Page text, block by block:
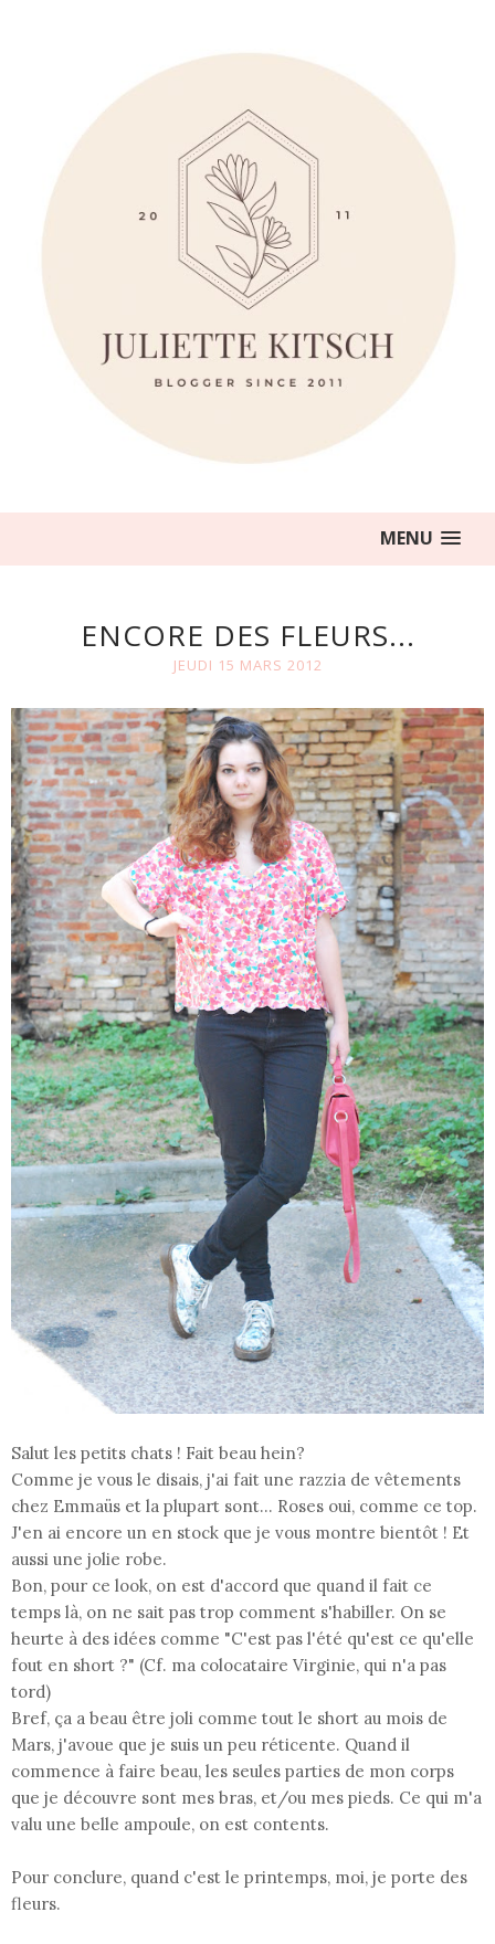
MENU
ENCORE DES FLEURS...
JEUDI 15 MARS 2012
Salut les petits chats ! Fait beau hein?
Comme je vous le disais, j'ai fait une razzia de vêtements
chez Emmaüs et la plupart sont... Roses oui, comme ce top.
J'en ai encore un en stock que je vous montre bientôt ! Et
aussi une jolie robe.
Bon, pour ce look, on est d'accord que quand il fait ce
temps là, on ne sait pas trop comment s'habiller. On se
heurte à des idées comme "C'est pas l'été qu'est ce qu'elle
fout en short ?" (Cf. ma colocataire Virginie, qui n'a pas
tord)
Bref, ça a beau être joli comme tout le short au mois de
Mars, j'avoue que je suis un peu réticente. Quand il
commence à faire beau, les seules parties de mon corps
que je découvre sont mes bras, et/ou mes pieds. Ce qui m'a
valu une belle ampoule, on est contents.
Pour conclure, quand c'est le printemps, moi, je porte des
fleurs.